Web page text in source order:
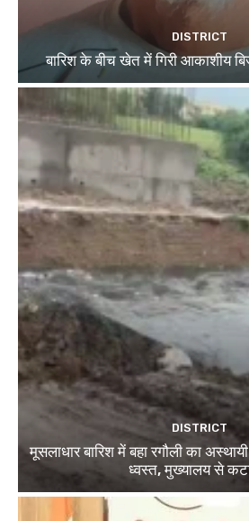
DISTRICT
बारिश के बीच खेत में गिरी आकाशीय
DISTRICT
मूसलाधार बारिश में बहा रगौली का
ध्वस्त, मुख्यालय से